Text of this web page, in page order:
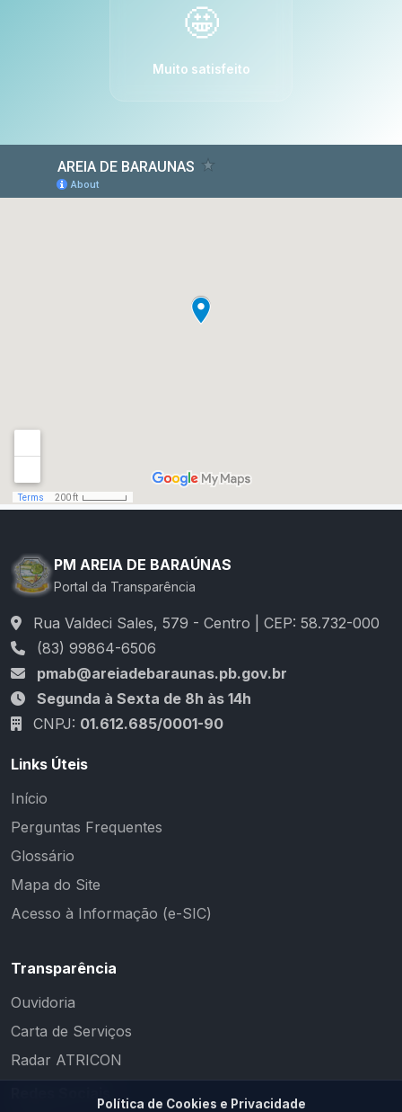
🤩
Muito satisfeito
PM AREIA DE BARAÚNAS
Portal da Transparência
Rua Valdeci Sales, 579 - Centro | CEP: 58.732-000
(83) 99864-6506
pmab@areiadebaraunas.pb.gov.br
Segunda à Sexta de 8h às 14h
CNPJ: 01.612.685/0001-90
Links Úteis
Início
Perguntas Frequentes
Glossário
Mapa do Site
Acesso à Informação (e-SIC)
Transparência
Ouvidoria
Carta de Serviços
Radar ATRICON
Política de Cookies e Privacidade